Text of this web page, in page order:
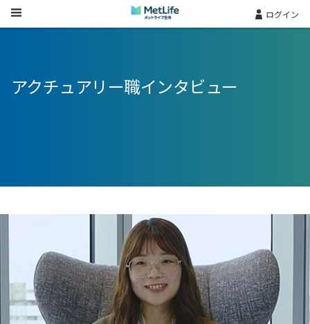
Skip Navigation ログイン
アクチュアリー職インタビュー